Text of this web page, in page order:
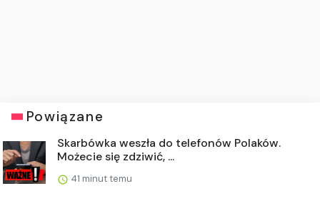
Powiązane
Skarbówka weszła do telefonów Polaków.
Możecie się zdziwić, ...
41 minut temu